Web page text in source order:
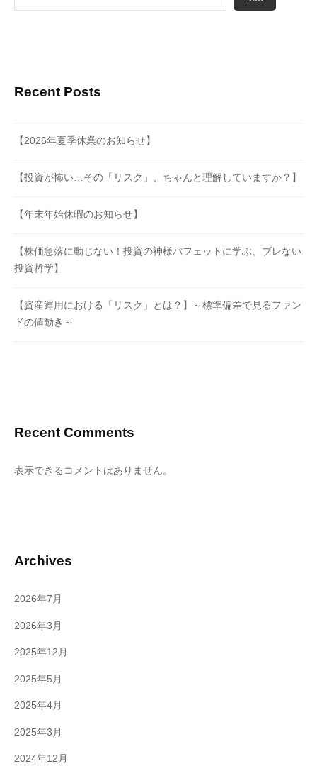
Recent Posts
【2026年夏季休業のお知らせ】
【投資が怖い…その「リスク」、ちゃんと理解していますか？】
【年末年始休暇のお知らせ】
【株価急落に動じない！投資の神様バフェットに学ぶ、ブレない
投資哲学】
【資産運用における「リスク」とは？】～標準偏差で見るファン
ドの値動き～
Recent Comments
表示できるコメントはありません。
Archives
2026年7月
2026年3月
2025年12月
2025年5月
2025年4月
2025年3月
2024年12月